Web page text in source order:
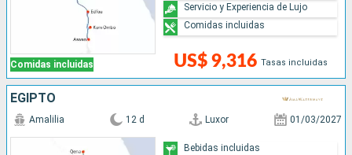
Comidas incluidas US$ 9,316 Tasas incluidas
Servicio y Experiencia de Lujo
Comidas incluidas
EGIPTO
Amalilia 12 d Luxor 01/03/2027
Bebidas incluidas